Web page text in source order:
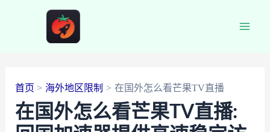
首页 海外地区限制 在国外怎么看芒果TV直播
在国外怎么看芒果TV直播: